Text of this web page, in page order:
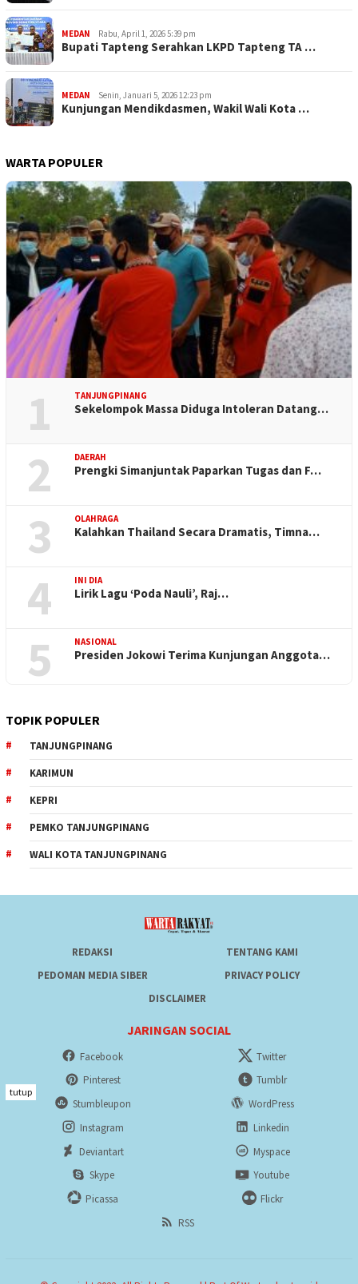
MEDAN Rabu, April 1, 2026 5:39 pm
Bupati Tapteng Serahkan LKPD Tapteng TA …
MEDAN Senin, Januari 5, 2026 12:23 pm
Kunjungan Mendikdasmen, Wakil Wali Kota …
WARTA POPULER
1 TANJUNGPINANG
Sekelompok Massa Diduga Intoleran Datang…
2 DAERAH
Prengki Simanjuntak Paparkan Tugas dan F…
3 OLAHRAGA
Kalahkan Thailand Secara Dramatis, Timna…
4 INI DIA
Lirik Lagu ‘Poda Nauli’, Raj…
5 NASIONAL
Presiden Jokowi Terima Kunjungan Anggota…
TOPIK POPULER
TANJUNGPINANG
KARIMUN
KEPRI
PEMKO TANJUNGPINANG
WALI KOTA TANJUNGPINANG
REDAKSI
TENTANG KAMI
PEDOMAN MEDIA SIBER
PRIVACY POLICY
DISCLAIMER
JARINGAN SOCIAL
Facebook
Twitter
Pinterest
Tumblr
Stumbleupon
WordPress
Instagram
Linkedin
Deviantart
Myspace
Skype
Youtube
Picassa
Flickr
RSS
tutup